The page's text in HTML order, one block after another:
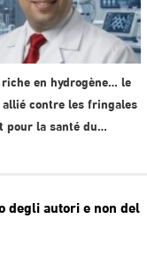
riche en hydrogène… le
contre les fringales
pour la santé du…
degli autori e non del